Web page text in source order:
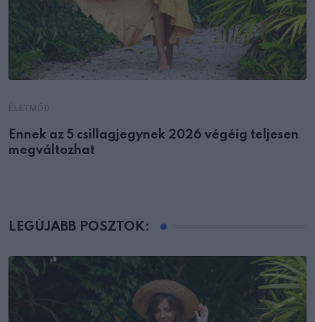
Ennek az 5 csillagjegynek 2026 végéig teljesen
megváltozhat
LEGÚJABB POSZTOK: